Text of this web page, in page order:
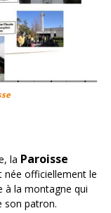
la Paroisse
née officiellement le
à la montagne qui
son patron.